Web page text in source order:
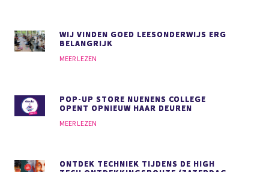
WIJ VINDEN GOED LEESONDERWIJS ERG
BELANGRIJK
MEER LEZEN
POP-UP STORE NUENENS COLLEGE
OPENT OPNIEUW HAAR DEUREN
MEER LEZEN
ONTDEK TECHNIEK TIJDENS DE HIGH